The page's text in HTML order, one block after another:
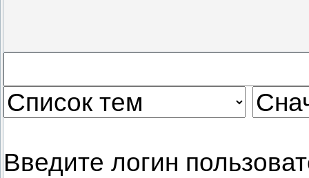
Введите логин